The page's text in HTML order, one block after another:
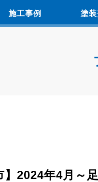
施工事例 塗
】2024年4月～